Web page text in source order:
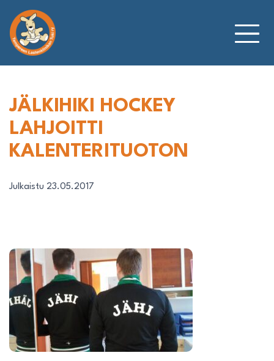
sisältöön
JÄLKIHIKI HOCKEY
LAHJOITTI
KALENTERITUOTON
Julkaistu 23.05.2017